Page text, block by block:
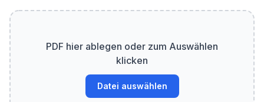
PDF hier ablegen oder zum Auswählen
klicken
Datei auswählen